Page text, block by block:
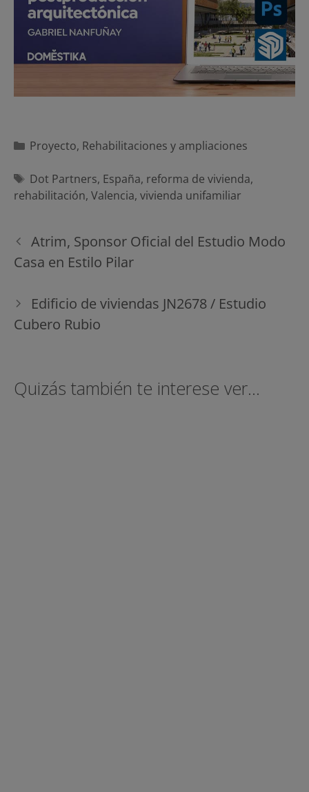
Categorías
Proyecto, Rehabilitaciones y ampliaciones
Etiquetas
Dot Partners, España, reforma de vivienda,
rehabilitación, Valencia, vivienda unifamiliar
Navegación
de
entradas
Atrim, Sponsor Oficial del Estudio Modo
Casa en Estilo Pilar
Edificio de viviendas JN2678 / Estudio
Cubero Rubio
Quizás también te interese ver...